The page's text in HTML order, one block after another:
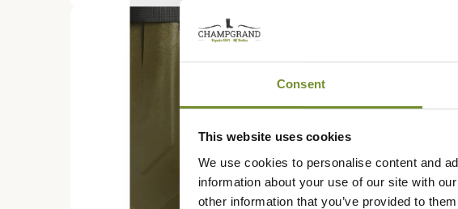
Consent
This website uses cookies
We use cookies to personalise content and
information about your use of our site with
other information that you’ve provided to